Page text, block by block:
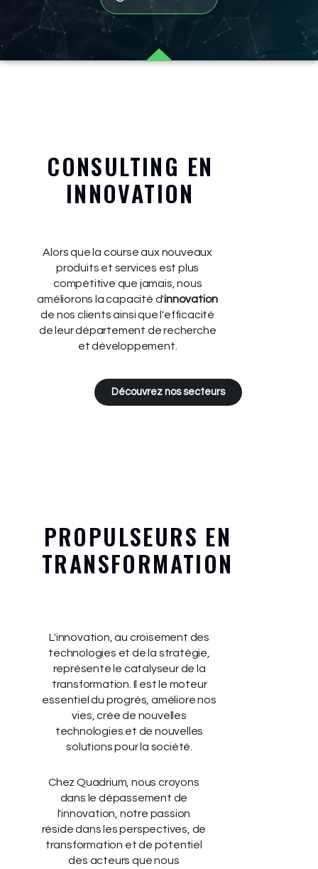
CONSULTING EN
INNOVATION
Alors que la course aux nouveaux
produits et services est plus
compétitive que jamais, nous
améliorons la capacité d'innovation
de nos clients ainsi que l'efficacité
de leur département de recherche
et développement.
Découvrez nos secteurs
PROPULSEURS EN
TRANSFORMATION
L'innovation, au croisement des
technologies et de la stratégie,
représente le catalyseur de la
transformation. Il est le moteur
essentiel du progrès, améliore nos
vies, crée de nouvelles
technologies et de nouvelles
solutions pour la société.
Chez Quadrium, nous croyons
dans le dépassement de
l'innovation, notre passion
réside dans les perspectives, de
transformation et de potentiel
des acteurs que nous